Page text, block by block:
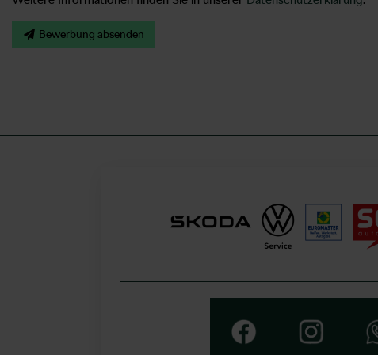
Bewerbung absenden